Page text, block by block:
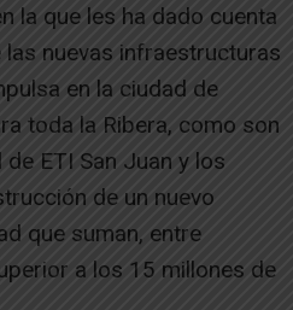
la que les ha dado cuenta
nuevas infraestructuras
en la ciudad de
toda la Ribera, como son
ETI San Juan y los
de un nuevo
que suman, entre
a los 15 millones de